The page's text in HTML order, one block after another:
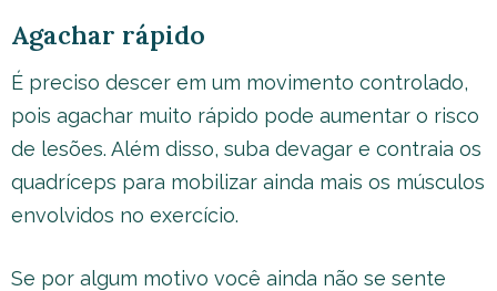
Agachar rápido
É preciso descer em um movimento controlado,
pois agachar muito rápido pode aumentar o risco
de lesões. Além disso, suba devagar e contraia os
quadríceps para mobilizar ainda mais os músculos
envolvidos no exercício.
Se por algum motivo você ainda não se sente